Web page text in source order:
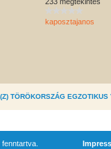
kaposztajanos
TÖRÖKORSZÁG